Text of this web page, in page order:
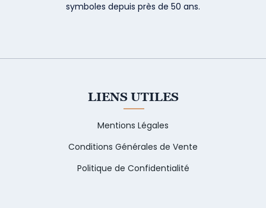
symboles depuis près de 50 ans.
LIENS UTILES
Mentions Légales
Conditions Générales de Vente
Politique de Confidentialité